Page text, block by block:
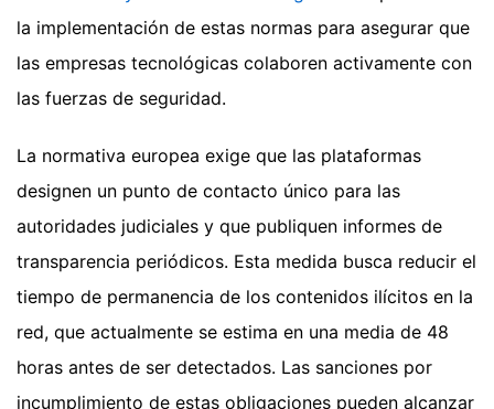
la implementación de estas normas para asegurar que
las empresas tecnológicas colaboren activamente con
las fuerzas de seguridad.
La normativa europea exige que las plataformas
designen un punto de contacto único para las
autoridades judiciales y que publiquen informes de
transparencia periódicos. Esta medida busca reducir el
tiempo de permanencia de los contenidos ilícitos en la
red, que actualmente se estima en una media de 48
horas antes de ser detectados. Las sanciones por
incumplimiento de estas obligaciones pueden alcanzar